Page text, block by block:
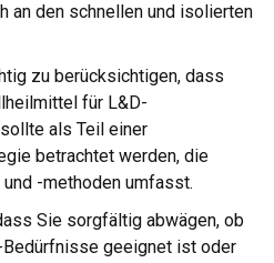
an den schnellen und isolierten
zu berücksichtigen, dass
für L&D-
als Teil einer
betrachtet werden, die
-methoden umfasst.
Sie sorgfältig abwägen, ob
geeignet ist oder